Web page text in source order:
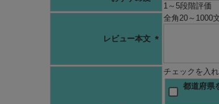
(必
1～5段階評価
レビュー本文
全角20～1000
チェックを入
都道府県